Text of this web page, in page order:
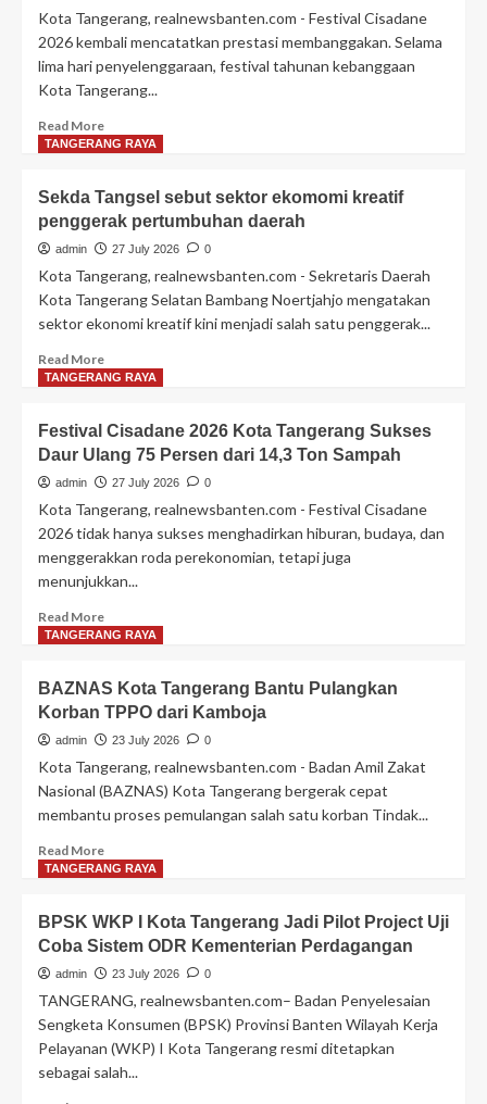
Modern
dan
Berdaya
Saing
Kota Tangerang, realnewsbanten.com - Festival Cisadane
2026 kembali mencatatkan prestasi membanggakan. Selama
lima hari penyelenggaraan, festival tahunan kebanggaan
Kota Tangerang...
Read MoreRead
more
Cisadane
2026
Catat
Ribu
Pengunjung,
Perputaran
Tembus
Rp10,63
TANGERANG RAYA
Sekda Tangsel sebut sektor ekomomi kreatif
penggerak pertumbuhan daerah
admin 27 July 2026 0
Kota Tangerang, realnewsbanten.com - Sekretaris Daerah
Kota Tangerang Selatan Bambang Noertjahjo mengatakan
sektor ekonomi kreatif kini menjadi salah satu penggerak...
Read MoreRead
more
Tangsel
sebut
sektor
kreatif
penggerak
pertumbuhan
daerah
TANGERANG RAYA
Festival Cisadane 2026 Kota Tangerang Sukses
Daur Ulang 75 Persen dari 14,3 Ton Sampah
admin 27 July 2026 0
Kota Tangerang, realnewsbanten.com - Festival Cisadane
2026 tidak hanya sukses menghadirkan hiburan, budaya, dan
menggerakkan roda perekonomian, tetapi juga
menunjukkan...
Read MoreRead
more
Cisadane
2026
Kota
Sukses
Daur
Ulang
Persen
dari
Ton
Sampah
TANGERANG RAYA
BAZNAS Kota Tangerang Bantu Pulangkan
Korban TPPO dari Kamboja
admin 23 July 2026 0
Kota Tangerang, realnewsbanten.com - Badan Amil Zakat
Nasional (BAZNAS) Kota Tangerang bergerak cepat
membantu proses pemulangan salah satu korban Tindak...
Read MoreRead
more
Kota
Tangerang
Bantu
Pulangkan
Korban
TPPO
dari
Kamboja
TANGERANG RAYA
BPSK WKP I Kota Tangerang Jadi Pilot Project Uji
Coba Sistem ODR Kementerian Perdagangan
admin 23 July 2026 0
TANGERANG, realnewsbanten.com– Badan Penyelesaian
Sengketa Konsumen (BPSK) Provinsi Banten Wilayah Kerja
Pelayanan (WKP) I Kota Tangerang resmi ditetapkan
sebagai salah...